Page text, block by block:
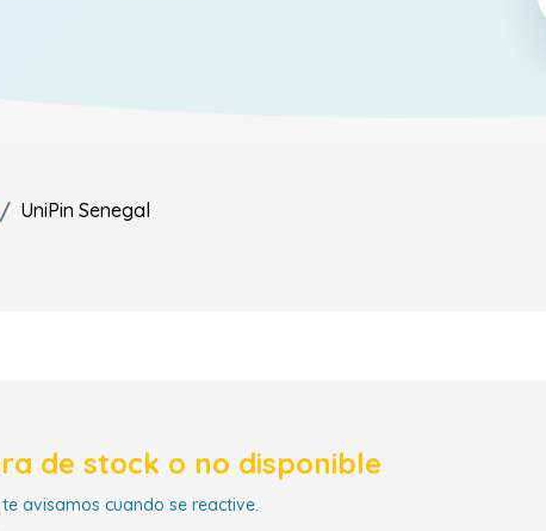
UniPin Senegal
de stock o no disponible
avisamos cuando se reactive.